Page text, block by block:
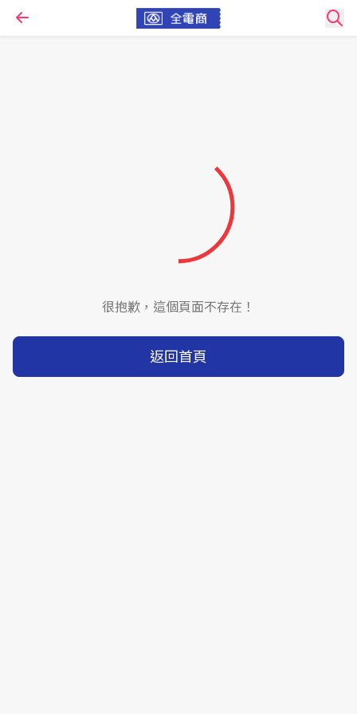
很抱歉，這個頁面不存在！
返回首頁